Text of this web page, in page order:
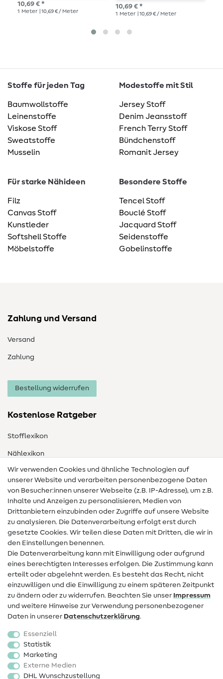
10,69 € *
1 Meter | 10,69 € / Meter
10,69 € *
1 Meter | 10,69 € / Meter
Stoffe für jeden Tag
Baumwollstoffe
Leinenstoffe
Viskose Stoff
Sweatstoffe
Musselin
Modestoffe mit Stil
Jersey Stoff
Denim Jeansstoff
French Terry Stoff
Bündchenstoff
Romanit Jersey
Für starke Nähideen
Filz
Canvas Stoff
Kunstleder
Softshell Stoffe
Möbelstoffe
Besondere Stoffe
Tencel Stoff
Bouclé Stoff
Jacquard Stoff
Seidenstoffe
Gobelinstoffe
Zahlung und Versand
Versand
Zahlung
Bestellung widerrufen
Kostenlose Ratgeber
Stofflexikon
Nählexikon
Nähanleitungen
Hilfe & Kontakt
Kontakt
Infos zum Betreiberwechsel
Widerrufsrecht
Beliebt
Stoffe
Sale
Schnittmuster
Wir verwenden Cookies und ähnliche Technologien auf
unserer Website und verarbeiten personenbezogene Daten
von Besucher:innen unserer Webseite (z.B. IP-Adresse), um z.B.
Inhalte und Anzeigen zu personalisieren, Medien von
Drittanbietern einzubinden oder Zugriffe auf unsere Website
zu analysieren. Die Datenverarbeitung erfolgt erst durch
gesetzte Cookies. Wir teilen diese Daten mit Dritten, die wir in
den Einstellungen benennen.
Die Datenverarbeitung kann mit Einwilligung oder aufgrund
eines berechtigten Interesses erfolgen. Die Zustimmung kann
erteilt oder abgelehnt werden. Es besteht das Recht, nicht
einzuwilligen und die Einwilligung zu einem späteren Zeitpunkt
zu ändern oder zu widerrufen. Beachten Sie unser Impressum
und weitere Hinweise zur Verwendung personenbezogener
Daten in unserer Daten­schutz­erklärung.
Essenziell
Statistik
Marketing
Externe Medien
DHL Wunschzustellung